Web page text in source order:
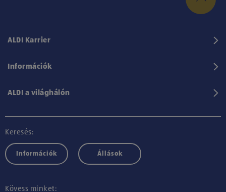
ALDI Karrier
Információk
ALDI a világhálón
Keresés:
Információk Állások
Kövess minket: